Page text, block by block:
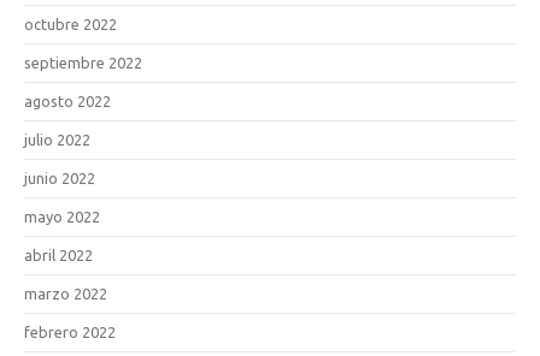
octubre 2022
septiembre 2022
agosto 2022
julio 2022
junio 2022
mayo 2022
abril 2022
marzo 2022
febrero 2022